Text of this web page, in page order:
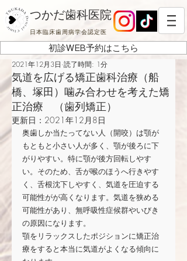
日本臨床歯周病学会認定医
つかだ歯科医院
初診WEB予約はこちら
気道を広げる矯正歯科治療（船
橋、塚田）噛み合わせを考えた矯
正治療 （歯列矯正）
2021年12月3日 読了時間: 1分
更新日： 2021年12月8日
奥歯しか当たってない人（開咬）は顎が
もともと小さい人が多く、顎が後ろに下
がりやすい。特に顎が後方回転しやす
い。そのため、舌が喉のほうへ行きやす
く、舌根沈下しやすく、気道を圧迫する
可能性がが高くなります。気道を狭める
可能性があり、無呼吸性症候群やいびき
の原因になります。
顎をリラックスしたポジションに矯正治
療をすると本当に気道がよくなる傾向に